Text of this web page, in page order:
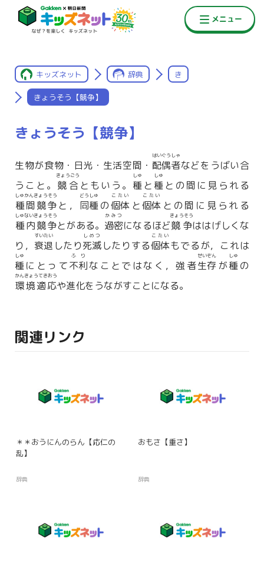
キッズネット 辞典 き
きょうそう【競争】
きょうそう【競争】
生物が食物・日光・生活空間・ 配偶者
はいぐうしゃ
などをうばい合
うこと。 競合
きょうごう
ともいう。 種
しゅ
と 種
しゅ
との間に見られる
種間競争
しゅかんきょうそう
と， 同種
どうしゅ
の個体
こたい
と個体
こたい
との間に見られる
種内競争
しゅないきょうそう
とがある。 過密
かみつ
になるほど競争
きょうそう
ははげしくな
り， 衰退
すいたい
したり死滅
しめつ
したりする個体
こたい
もでるが，これは
種
しゅ
にとって不利
ふり
なことではなく，強者生存
せいぞん
が種
しゅ
の
環境適応
かんきょうてきおう
や進化をうながすことになる。
関連リンク
＊＊おうにんのらん【応仁の
乱】
辞典
おもさ【重さ】
辞典